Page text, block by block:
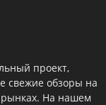
проект,
свежие обзоры на
На нашем